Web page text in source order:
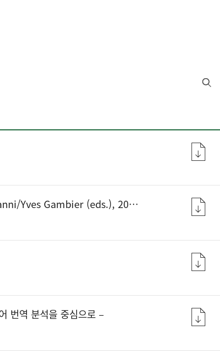
John Benjamins. 353+xii pages. ISBN 9789027263933.
번역 분석을 중심으로 –